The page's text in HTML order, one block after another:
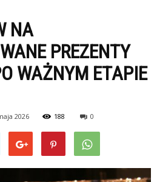
NA
PREZENTY
WAŻNYM ETAPIE
2026 188 0